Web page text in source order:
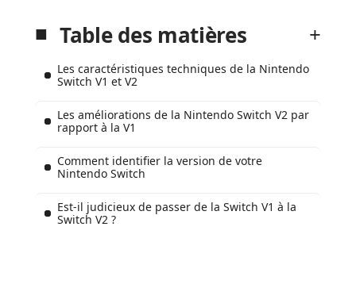
Table des matières
Les caractéristiques techniques de la Nintendo
Switch V1 et V2
Les améliorations de la Nintendo Switch V2 par
rapport à la V1
Comment identifier la version de votre
Nintendo Switch
Est-il judicieux de passer de la Switch V1 à la
Switch V2 ?